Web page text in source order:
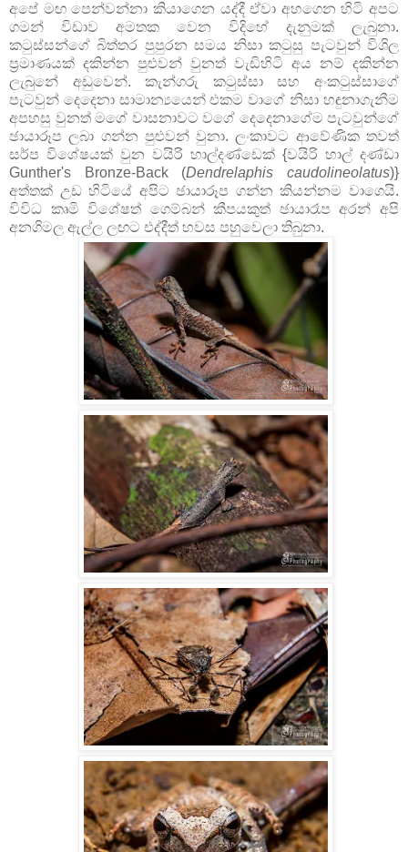
අපේ මඟ පෙන්වන්නා කියාගෙන යද්දී ඒවා අහගෙන හිටි අපට
ගමන් විඩාව අමතක වෙන විදිහේ දැනුමක් ලැබුනා.
කටුස්සන්ගේ බිත්තර පුපුරන සමය නිසා කටුසු පැටවුන් විශිල
ප්‍රමාණයක් දකින්න පුළුවන් වුනත් වැඩිහිටි අය නම් දකින්න
ලැබුනේ අඩුවෙන්. කැන්ගරු කටුස්සා සහ අංකටුස්සාගේ
පැටවුන් දෙ‍දෙනා සාමාන්‍යයෙන් එකම වාගේ නිසා හඳුනාගැනීම
අපහසු වුනත් මගේ වාසනාවට වගේ දෙදෙනාගේම පැටවුන්ගේ
ඡායාරූප ලබා ගන්න පුළුවන් වුනා. ලංකාවට ආවේණික තවත්
සර්ප විශේෂයක් වුන වයිරි හාල්දණ්ඩෙක් {වයිරි හාල් දණ්ඩා
Gunther's Bronze-Back (Dendrelaphis caudolineolatus)}
අත්තක් උඩ හිටියේ අපිට ඡායාරූප ගන්න කියන්නම වාගෙයි.
විවිධ කෘමි විශේෂත් ගෙම්බන් කීපයකුත් ඡායාරෑප අරන් අපි
අනගිමල ඇල්ල ලඟට එද්දීත් හවස පහුවෙලා තිබුනා.